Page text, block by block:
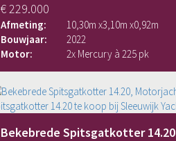
€ 229.000
Afmeting: 10,30m x3,10m x0,92m
Bouwjaar:
2022
Motor:
2x Mercury à 225 pk
Bekebrede Spitsgatkotter 14.20